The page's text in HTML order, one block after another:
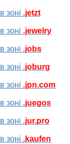
зоні .jetzt
зоні .jewelry
зоні .jobs
зоні .joburg
зоні .jpn.com
зоні .juegos
зоні .jur.pro
зоні .kaufen